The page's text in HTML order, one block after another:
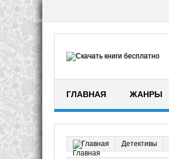
ГЛАВНАЯ ЖАНРЫ
Главная Детективы